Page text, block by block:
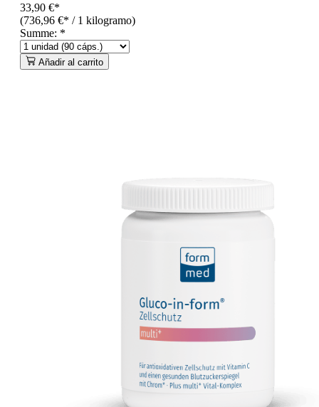
33,90 €*
(736,96 €* / 1 kilogramo)
Summe: *
Añadir al carrito